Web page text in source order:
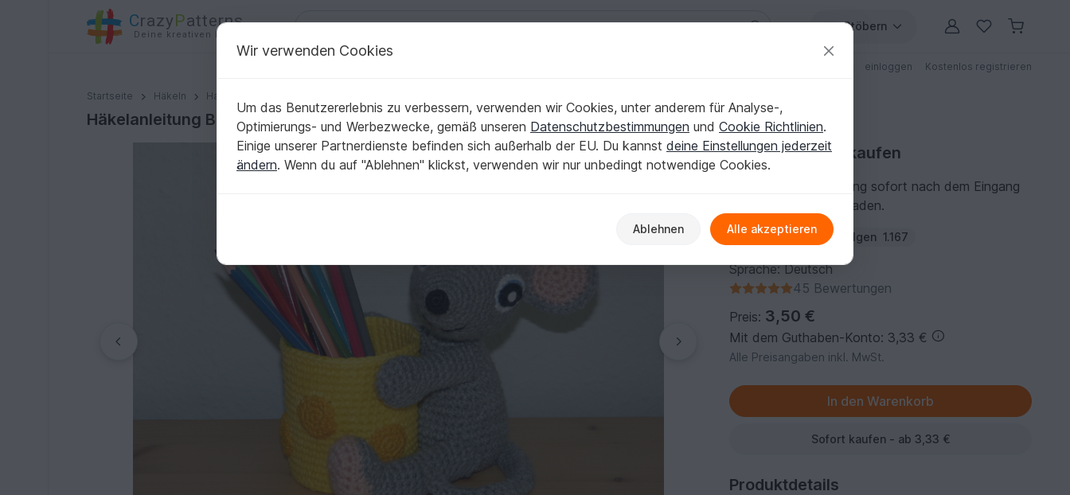
CrazyPatterns
Deine kreativen Ideen
Stöbern
einloggen Kostenlos registrieren
Startseite Häkeln Haus & Deko
Häkelanleitung Babsi die Maus mit ihrem Käse Stiftebecher
Häkelanleitung Babsi die Maus mit ihrem Käse Stiftebecher
Häkelanleitung kaufen
Du kannst die Anleitung sofort nach dem Eingang
der Zahlung herunterladen.
Autor: RolisWollis Folgen 1.167
Sprache: Deutsch
45 Bewertungen
Preis: 3,50 €
Mit dem Guthaben-Konto: 3,33 €
Alle Preisangaben inkl. MwSt.
Sofort kaufen - ab 3,33 €
Produktdetails
Wir verwenden Cookies
Um das Benutzererlebnis zu verbessern, verwenden wir Cookies, unter anderem für Analyse-,
Optimierungs- und Werbezwecke, gemäß unseren Datenschutzbestimmungen und Cookie Richtlinien.
Einige unserer Partnerdienste befinden sich außerhalb der EU. Du kannst deine Einstellungen jederzeit
ändern. Wenn du auf "Ablehnen" klickst, verwenden wir nur unbedingt notwendige Cookies.
Ablehnen Alle akzeptieren